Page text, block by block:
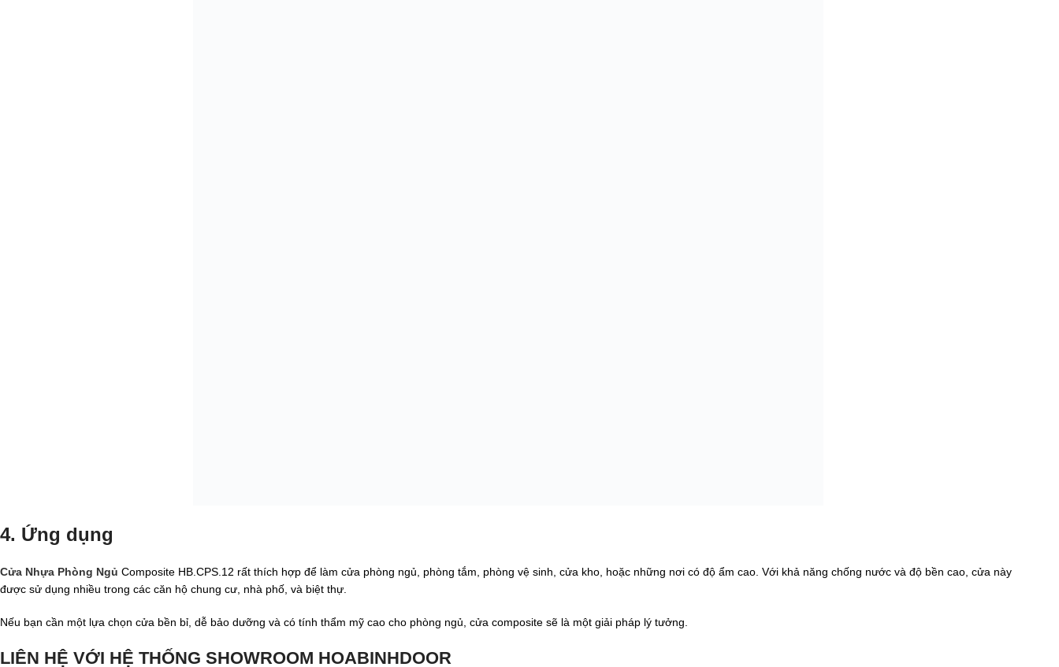
4. Ứng dụng
Cửa Nhựa Phòng Ngủ Composite HB.CPS.12 rất thích hợp để làm cửa phòng ngủ, phòng tắm, phòng vệ sinh, cửa kho, hoặc những nơi có độ ẩm cao. Với khả năng chống nước và độ bền cao, cửa này
được sử dụng nhiều trong các căn hộ chung cư, nhà phố, và biệt thự.
Nếu bạn cần một lựa chọn cửa bền bỉ, dễ bảo dưỡng và có tính thẩm mỹ cao cho phòng ngủ, cửa composite sẽ là một giải pháp lý tưởng.
LIÊN HỆ VỚI HỆ THỐNG SHOWROOM HOABINHDOOR